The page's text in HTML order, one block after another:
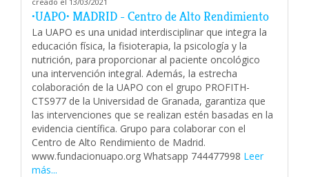
•UAPO• MADRID - Centro de Alto Rendimiento
La UAPO es una unidad interdisciplinar que integra la
educación física, la fisioterapia, la psicología y la
nutrición, para proporcionar al paciente oncológico
una intervención integral. Además, la estrecha
colaboración de la UAPO con el grupo PROFITH-
CTS977 de la Universidad de Granada, garantiza que
las intervenciones que se realizan estén basadas en la
evidencia científica. Grupo para colaborar con el
Centro de Alto Rendimiento de Madrid.
www.fundacionuapo.org Whatsapp 744477998 Leer
más...